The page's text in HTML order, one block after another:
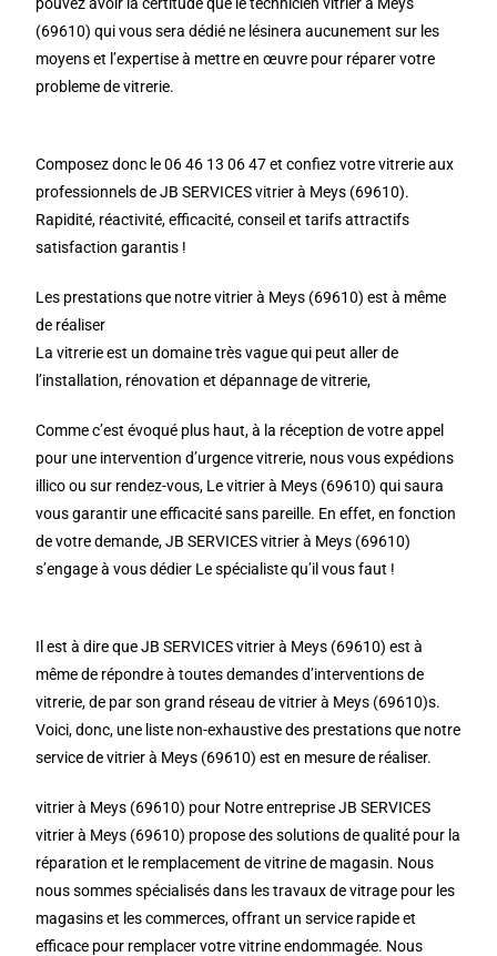
(69610) qui vous sera dédié ne lésinera aucunement sur les
moyens et l’expertise à mettre en œuvre pour réparer votre
probleme de vitrerie.
Composez donc le 06 46 13 06 47 et confiez votre vitrerie aux
professionnels de JB SERVICES vitrier à Meys (69610).
Rapidité, réactivité, efficacité, conseil et tarifs attractifs
satisfaction garantis !
Les prestations que notre vitrier à Meys (69610) est à même
de réaliser
La vitrerie est un domaine très vague qui peut aller de
l’installation, rénovation et dépannage de vitrerie,
Comme c’est évoqué plus haut, à la réception de votre appel
pour une intervention d’urgence vitrerie, nous vous expédions
illico ou sur rendez-vous, Le vitrier à Meys (69610) qui saura
vous garantir une efficacité sans pareille. En effet, en fonction
de votre demande, JB SERVICES vitrier à Meys (69610)
s’engage à vous dédier Le spécialiste qu’il vous faut !
Il est à dire que JB SERVICES vitrier à Meys (69610) est à
même de répondre à toutes demandes d’interventions de
vitrerie, de par son grand réseau de vitrier à Meys (69610)s.
Voici, donc, une liste non-exhaustive des prestations que notre
service de vitrier à Meys (69610) est en mesure de réaliser.
vitrier à Meys (69610) pour Notre entreprise JB SERVICES
vitrier à Meys (69610) propose des solutions de qualité pour la
réparation et le remplacement de vitrine de magasin. Nous
nous sommes spécialisés dans les travaux de vitrage pour les
magasins et les commerces, offrant un service rapide et
efficace pour remplacer votre vitrine endommagée. Nous